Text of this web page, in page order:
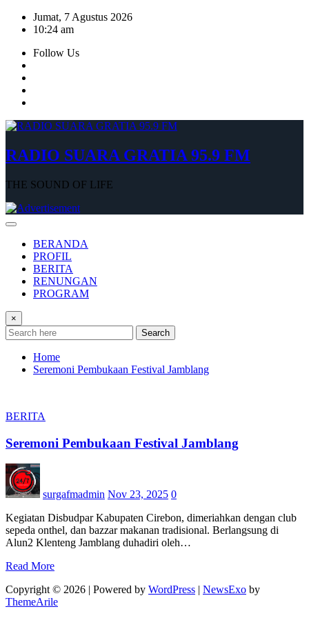
Skip
Jumat, 7 Agustus 2026
10:24 am
Follow Us
RADIO SUARA GRATIA 95.9 FM
THE SOUND OF LIFE
BERANDA
PROFIL
BERITA
RENUNGAN
PROGRAM
×
Search
Home
Seremoni Pembukaan Festival Jamblang
BERITA
Seremoni Pembukaan Festival Jamblang
surgafmadmin Nov 23, 2025 0
Kegiatan Disbudpar Kabupaten Cirebon, dimeriahkan dengan club
sepeda onthel, dan bazzar makanan tradisional. Berlangsung di
Alun2 Klenteng Jamblang duhadiri oleh…
Read More
Copyright © 2026 | Powered by WordPress | NewsExo by
ThemeArile